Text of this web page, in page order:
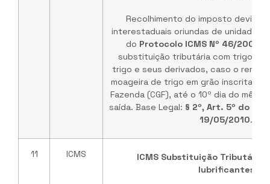
Recolhimento do imposto devido
interestaduais oriundas de unidade
do Protocolo ICMS Nº 46/2000
substituição tributária com trigo em
trigo e seus derivados, caso o
moageira de trigo em grão inscrita no
Fazenda (CGF), até o 10º dia do mês
saída. Base Legal: § 2º, Art. 5º do
19/05/2010.
11 ICMS
ICMS Substituição Tributária
lubrificantes